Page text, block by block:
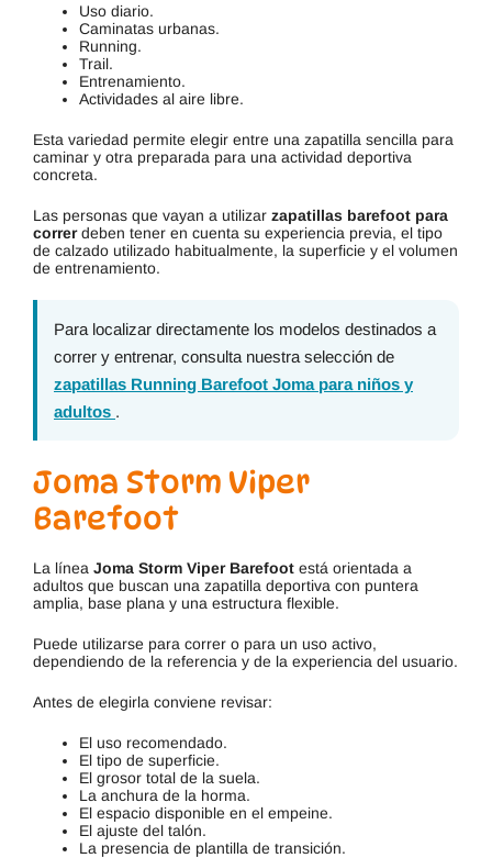
Uso diario.
Caminatas urbanas.
Running.
Trail.
Entrenamiento.
Actividades al aire libre.
Esta variedad permite elegir entre una zapatilla sencilla para
caminar y otra preparada para una actividad deportiva
concreta.
Las personas que vayan a utilizar zapatillas barefoot para
correrdeben tener en cuenta su experiencia previa, el tipo
de calzado utilizado habitualmente, la superficie y el volumen
de entrenamiento.
Para localizar directamente los modelos destinados a
correr y entrenar, consulta nuestra selección de
zapatillas Running Barefoot Joma para niños y
adultos .
Joma Storm Viper
Barefoot
La línea Joma Storm Viper Barefoot está orientada a
adultos que buscan una zapatilla deportiva con puntera
amplia, base plana y una estructura flexible.
Puede utilizarse para correr o para un uso activo,
dependiendo de la referencia y de la experiencia del usuario.
Antes de elegirla conviene revisar:
El uso recomendado.
El tipo de superficie.
El grosor total de la suela.
La anchura de la horma.
El espacio disponible en el empeine.
El ajuste del talón.
La presencia de plantilla de transición.